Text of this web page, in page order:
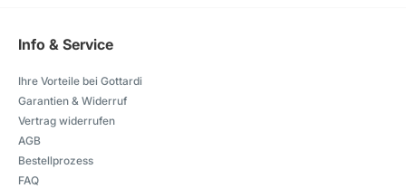
Info & Service
Ihre Vorteile bei Gottardi
Garantien & Widerruf
Vertrag widerrufen
AGB
Bestellprozess
FAQ